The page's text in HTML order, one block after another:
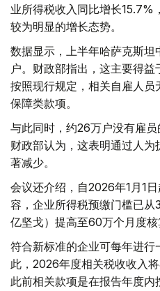
业所得税收入同比增长15.7%
较为明显的增长态势。
数据显示，上半年哈萨克斯
户。财政部指出，这主要得益
按照现行规定，相关自雇人
保障类款项。
与此同时，约26万户没有雇员
财政部认为，这表明通过人
著减少。
会议还介绍，自2026年1月1
容，企业所得税预缴门槛已
亿坚戈）提高至60万个月度核
符合新标准的企业可每年进
此，2026年度相关税收收入
此前相关款项是在报告年度